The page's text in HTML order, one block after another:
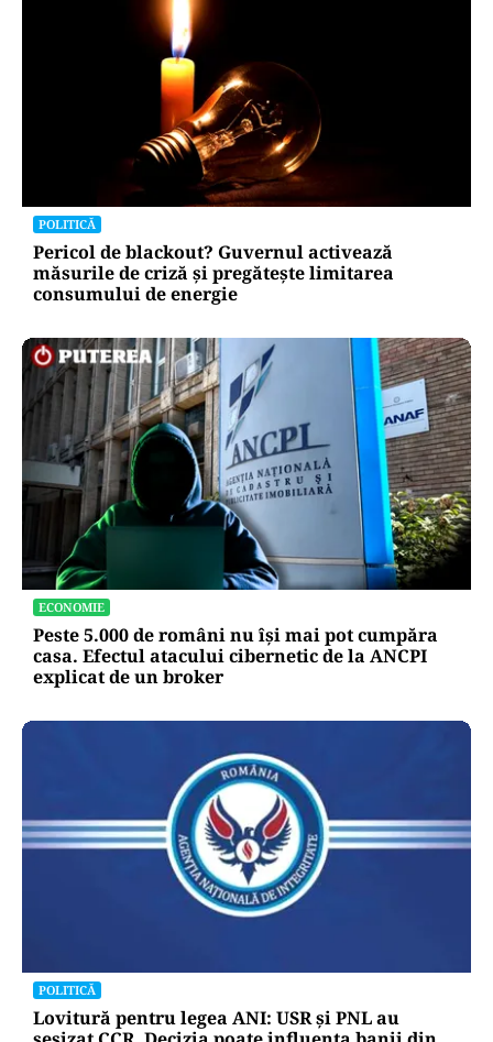
POLITICĂ
Pericol de blackout? Guvernul activează
măsurile de criză și pregătește limitarea
consumului de energie
ECONOMIE
Peste 5.000 de români nu își mai pot cumpăra
casa. Efectul atacului cibernetic de la ANCPI
explicat de un broker
POLITICĂ
Lovitură pentru legea ANI: USR și PNL au